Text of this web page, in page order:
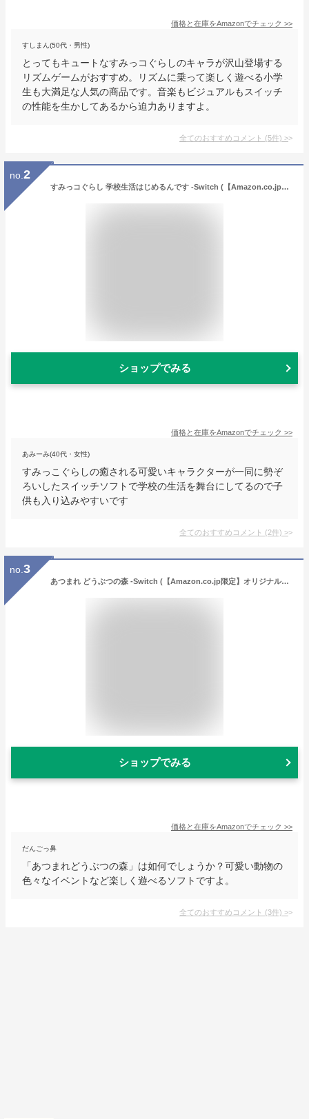
価格と在庫をAmazonでチェック >>
すしまん(50代・男性)
とってもキュートなすみっコぐらしのキャラが沢山登場する
リズムゲームがおすすめ。リズムに乗って楽しく遊べる小学
生も大満足な人気の商品です。音楽もビジュアルもスイッチ
の性能を生かしてあるから迫力ありますよ。
全てのおすすめコメント (5件) >
no. 2
すみっコぐらし 学校生活はじめるんです -Switch (【Amazon.co.jp限定】Nintendo Switch ロゴデザイン マイクロファイバークロス 同梱)
ショップでみる
価格と在庫をAmazonでチェック >>
あみーみ(40代・女性)
すみっこぐらしの癒される可愛いキャラクターが一同に勢ぞ
ろいしたスイッチソフトで学校の生活を舞台にしてるので子
供も入り込みやすいです
全てのおすすめコメント (2件) >
no. 3
あつまれ どうぶつの森 -Switch (【Amazon.co.jp限定】オリジナルアクリルキーホルダー 同梱)
ショップでみる
価格と在庫をAmazonでチェック >>
だんごっ鼻
「あつまれどうぶつの森」は如何でしょうか？可愛い動物の
色々なイベントなど楽しく遊べるソフトですよ。
全てのおすすめコメント (3件) >